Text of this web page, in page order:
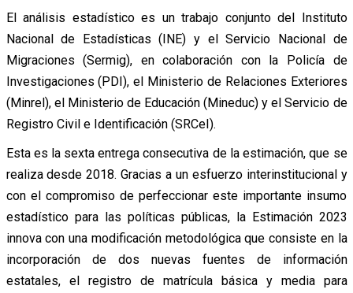
El análisis estadístico es un trabajo conjunto del Instituto
Nacional de Estadísticas (INE) y el Servicio Nacional de
Migraciones (Sermig), en colaboración con la Policía de
Investigaciones (PDI), el Ministerio de Relaciones Exteriores
(Minrel), el Ministerio de Educación (Mineduc) y el Servicio de
Registro Civil e Identificación (SRCeI).
Esta es la sexta entrega consecutiva de la estimación, que se
realiza desde 2018. Gracias a un esfuerzo interinstitucional y
con el compromiso de perfeccionar este importante insumo
estadístico para las políticas públicas, la Estimación 2023
innova con una modificación metodológica que consiste en la
incorporación de dos nuevas fuentes de información
estatales, el registro de matrícula básica y media para